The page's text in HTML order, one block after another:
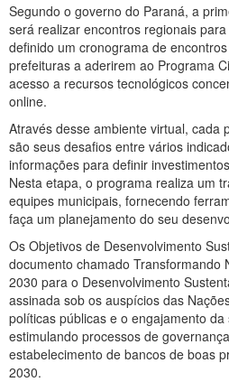
Segundo o governo do Paraná, a
será realizar encontros regionais
definido um cronograma de
prefeituras a aderirem ao Programa
acesso a recursos tecnológicos
online.
Através desse ambiente virtual, cada
são seus desafios entre vários
informações para definir
Nesta etapa, o programa realiza um
equipes municipais, fornecendo
faça um planejamento do seu
Os Objetivos de Desenvolvimento
documento chamado Transformando
2030 para o Desenvolvimento
assinada sob os auspícios das
políticas públicas e o engajamento
estimulando processos de
estabelecimento de bancos de boas
2030.